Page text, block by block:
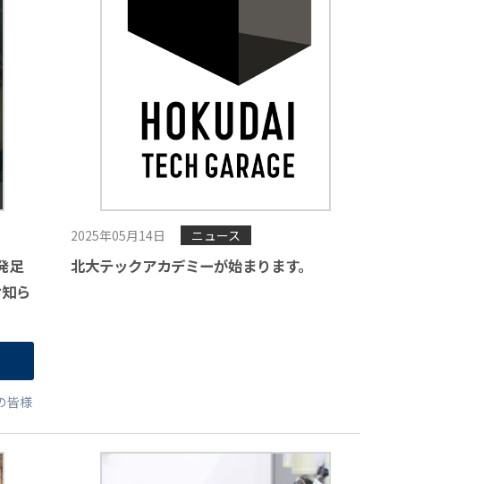
足
ら
皆様
2025年05月14日 ニュース
北大テックアカデミーが始まります。